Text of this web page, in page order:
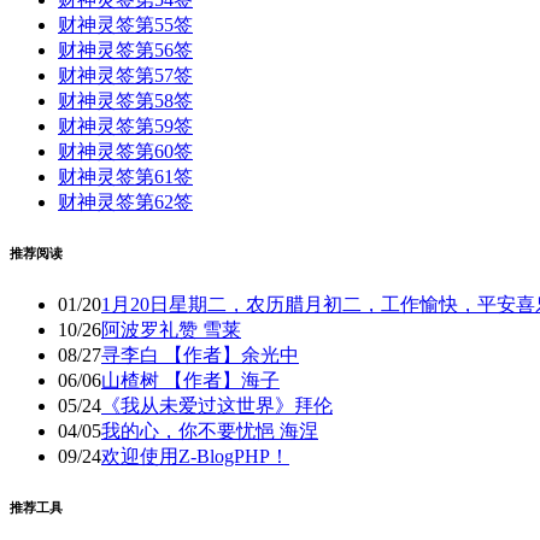
财神灵签第55签
财神灵签第56签
财神灵签第57签
财神灵签第58签
财神灵签第59签
财神灵签第60签
财神灵签第61签
财神灵签第62签
推荐阅读
01/201月20日星期二，农历腊月初二，工作愉快，平安喜
10/26阿波罗礼赞 雪莱
08/27寻李白 【作者】余光中
06/06山楂树 【作者】海子
05/24 《我从未爱过这世界》拜伦
04/05我的心，你不要忧悒 海涅
09/24欢迎使用Z-BlogPHP！
推荐工具